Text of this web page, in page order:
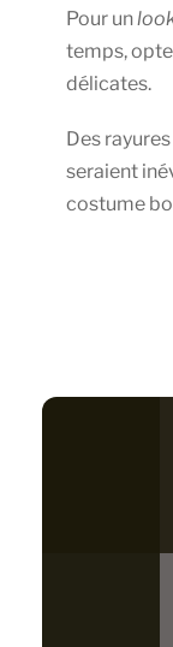
Pour un
temps,
délicates.
Des
seraient
costume